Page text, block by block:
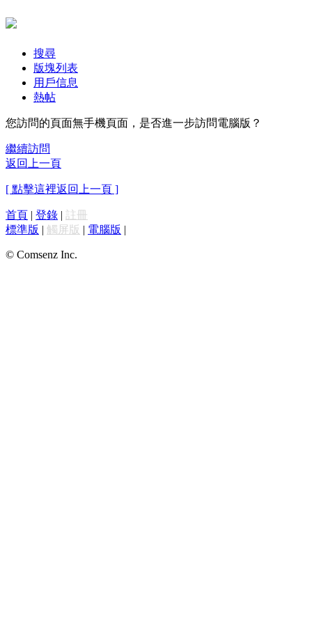
搜尋
版塊列表
用戶信息
熱帖
您訪問的頁面無手機頁面，是否進一步訪問電腦版？
繼續訪問
返回上一頁
[ 點擊這裡返回上一頁 ]
首頁 | 登錄 | 註冊
標準版 | 觸屏版 | 電腦版 |
© Comsenz Inc.